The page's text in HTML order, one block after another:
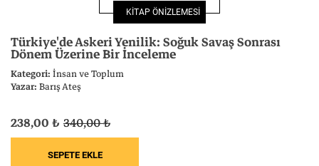
KİTAP ÖNİZLEMESİ
Türkiye'de Askeri Yenilik: Soğuk Savaş Sonrası
Dönem Üzerine Bir İnceleme
Kategori:İnsan ve Toplum
Yazar:Barış Ateş
238,00 ₺ 340,00 ₺